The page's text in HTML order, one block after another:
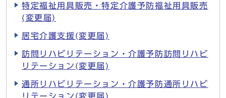
特定福祉用具販売・特定介護予防福祉用具販売
(変更届)
居宅介護支援(変更届)
訪問リハビリテーション・介護予防訪問リハビ
リテーション(変更届)
通所リハビリテーション・介護予防通所リハビ
リテーション(変更届)